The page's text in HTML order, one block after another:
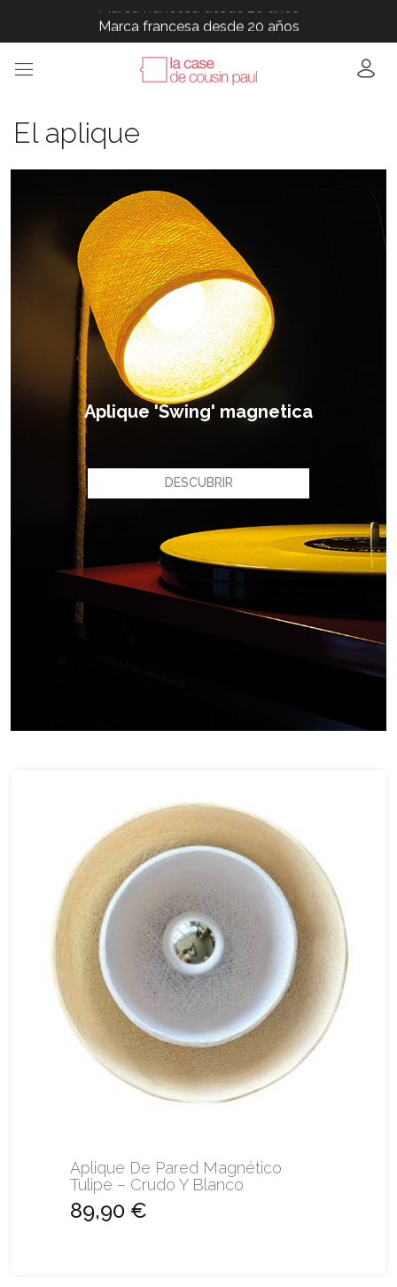
Marca francesa desde 20 años
Marca francesa desde 20 años
Marca francesa desde 20 años
Marca francesa desde 20 años
El aplique
Aplique 'Swing' magnetica
DESCUBRIR
Aplique De Pared Magnético
Tulipe – Crudo Y Blanco
89,90 €